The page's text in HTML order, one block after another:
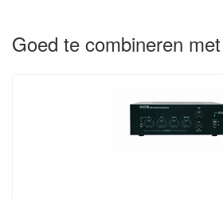
Goed te combineren